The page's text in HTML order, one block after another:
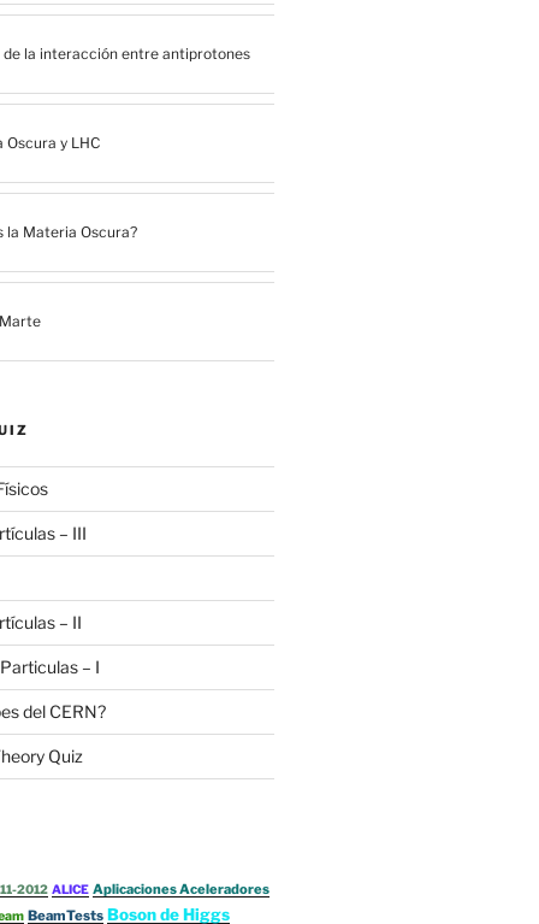
de la interacción entre antiprotones
Oscura y LHC
la Materia Oscura?
– III
– II
– I
del CERN?
Quiz
2012 ALICE Aplicaciones Aceleradores
BeamTests Boson de Higgs